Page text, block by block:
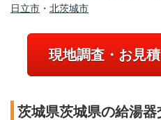
日立市 ・ 北茨城市
現地調査・お見
茨城県茨城県の給湯器